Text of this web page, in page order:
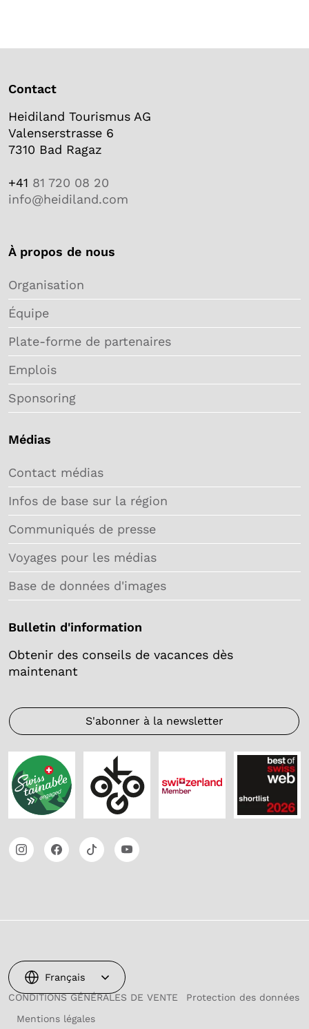
Contact
Heidiland Tourismus AG
Valenserstrasse 6
7310 Bad Ragaz
+41 81 720 08 20
info@heidiland.com
À propos de nous
Organisation
Équipe
Plate-forme de partenaires
Emplois
Sponsoring
Médias
Contact médias
Infos de base sur la région
Communiqués de presse
Voyages pour les médias
Base de données d'images
Bulletin d'information
Obtenir des conseils de vacances dès
maintenant
S'abonner à la newsletter
CONDITIONS GÉNÉRALES DE VENTE
Protection des données
Mentions légales
Français